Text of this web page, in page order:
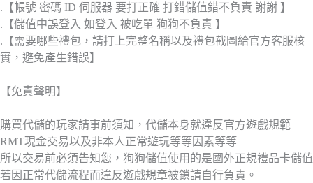
.【帳號 密碼 ID 伺服器 要打正確 打錯儲值錯不負責 謝謝 】
.【儲值中誤登入 如登入 被吃單 狗狗不負責 】
.【需要哪些禮包，請打上完整名稱以及禮包截圖給官方客服核
實，避免產生錯誤】
【免責聲明】
購買代儲的玩家請事前須知，代儲本身就違反官方遊戲規範
RMT現金交易以及非本人正常遊玩等等因素等等
所以交易前必須告知您，狗狗儲值使用的是國外正規禮品卡儲值
若因正常代儲流程而違反遊戲規章被鎖請自行負責。